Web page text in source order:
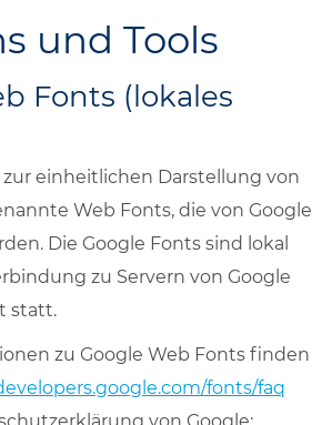
und Tools
Fonts (lokales
einheitlichen Darstellung von
Web Fonts, die von Google
Die Google Fonts sind lokal
zu Servern von Google
statt.
zu Google Web Fonts finden
fonts/faq